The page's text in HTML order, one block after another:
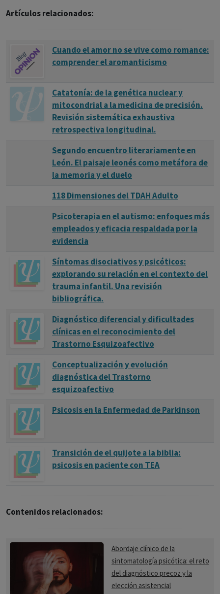
CIE 11 Aránzazu Ramírez Vargas y cols
Artículos relacionados:
Cuando el amor no se vive como romance:
comprender el aromanticismo
Catatonía: de la genética nuclear y
mitocondrial a la medicina de precisión.
Revisión sistemática exhaustiva
retrospectiva longitudinal.
Segundo encuentro literariamente en
León. El paisaje leonés como metáfora de
la memoria y el duelo
118 Dimensiones del TDAH Adulto
Psicoterapia en el autismo: enfoques más
empleados y eficacia respaldada por la
evidencia
Síntomas disociativos y psicóticos:
explorando su relación en el contexto del
trauma infantil. Una revisión
bibliográfica.
Diagnóstico diferencial y dificultades
clínicas en el reconocimiento del
Trastorno Esquizoafectivo
Conceptualización y evolución
diagnóstica del Trastorno
esquizoafectivo
Psicosis en la Enfermedad de Parkinson
Transición de el quijote a la biblia:
psicosis en paciente con TEA
Contenidos relacionados:
Abordaje clínico de la
sintomatología psicótica: el reto
del diagnóstico precoz y la
elección asistencial